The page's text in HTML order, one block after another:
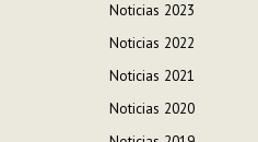
Noticias 2023
Noticias 2022
Noticias 2021
Noticias 2020